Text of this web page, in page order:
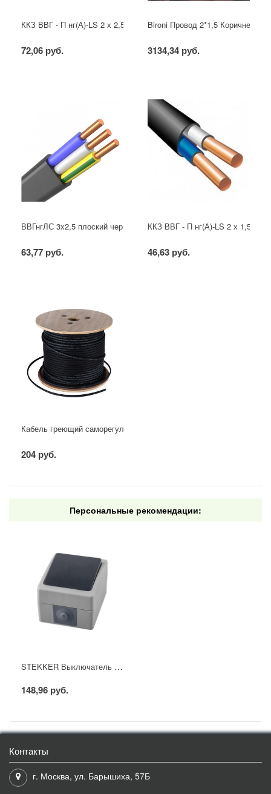
ККЗ ВВГ - П нг(А)-LS 2 х 2,5 ГОСТ
72,06 руб.
Bironi Провод 2*1,5 Коричневый
3134,34 руб.
ВВГнгЛС 3x2,5 плоский черный
63,77 руб.
ККЗ ВВГ - П нг(А)-LS 2 х 1,5
46,63 руб.
Кабель греющий саморегулирующийся для труб, водостоков,
204 руб.
Персональные рекомендации:
STEKKER Выключатель одноклавишный, 250В, 10А, IP54, серия Велена, PSW10-111-54, серый/графит
148,96 руб.
Контакты
г. Москва, ул. Барышиха, 57Б